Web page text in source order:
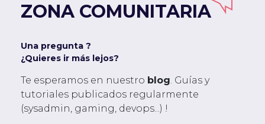
ZONA COMUNITARIA
Una pregunta ?
¿Quieres ir más lejos?
Te esperamos en nuestro blog. Guías y
tutoriales publicados regularmente
(sysadmin, gaming, devops...) !